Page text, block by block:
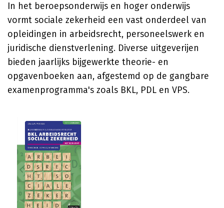
In het beroepsonderwijs en hoger onderwijs
vormt sociale zekerheid een vast onderdeel van
opleidingen in arbeidsrecht, personeelswerk en
juridische dienstverlening. Diverse uitgeverijen
bieden jaarlijks bijgewerkte theorie- en
opgavenboeken aan, afgestemd op de gangbare
examenprogramma's zoals BKL, PDL en VPS.